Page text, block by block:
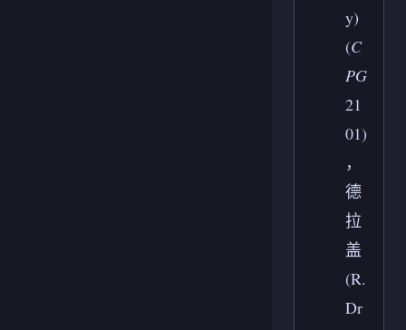
y)
(C
PG
21
01)
，
德
拉
盖
(R.
Dr